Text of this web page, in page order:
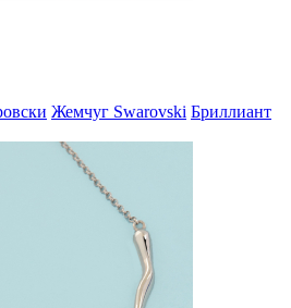
Жемчуг Swarovski Бриллиант